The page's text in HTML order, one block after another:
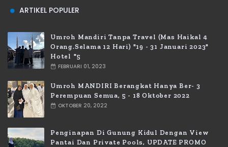
ARTIKEL POPULER
Umroh Mandiri Tanpa Travel (Mas Haikal 4
Orang.selama 12 Hari) "19 - 31 Januari 2023"
Hotel *5
FEBRUARI 01, 2023
Umroh MANDIRI Berangkat Hanya Ber- 3
Perempuan Semua, 5 - 18 Oktober 2022
OKTOBER 20, 2022
Penginapan Di Gunung Kidul Dengan View
Pantai Dan Private Pools, UPDATE PROMO